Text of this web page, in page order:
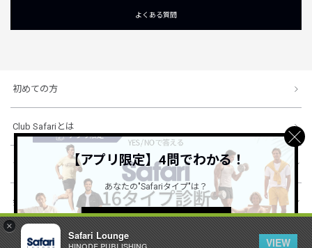
×
Safari Lounge
VIEW
よくある質問
初めての方
Club Safariとは
ショッピングガイド
会社概要・規約
【アプリ限定】4問でわかる！
あなたの"Safariタイプ"は？
詳しくはこちら ＞